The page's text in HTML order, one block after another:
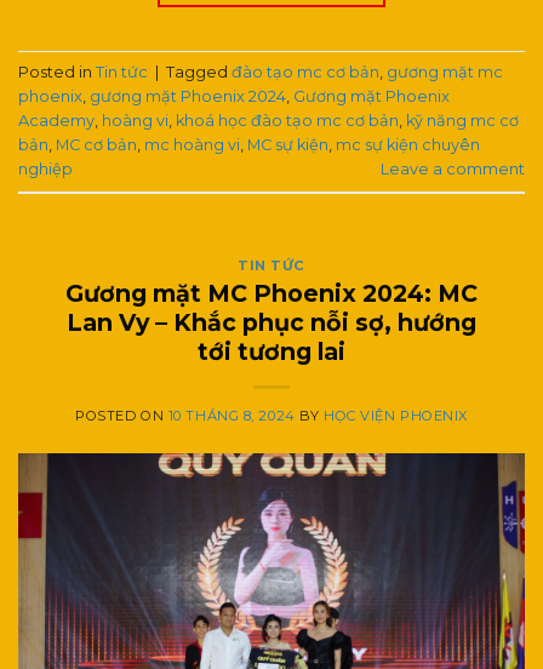
Posted in Tin tức Tagged đào tạo mc cơ bản gương mặt mc
phoenix gương mặt Phoenix 2024 Gương mặt Phoenix
Academy hoàng vi khoá học đào tạo mc cơ bản kỹ năng mc cơ
bản MC cơ bản mc hoàng vi MC sự kiện mc sự kiện chuyên
nghiệp
Leave a comment
TIN TỨC
Gương mặt MC Phoenix 2024: MC
Lan Vy – Khắc phục nỗi sợ, hướng
tới tương lai
POSTED ON 10 THÁNG 8, 2024 BY HỌC VIỆN PHOENIX